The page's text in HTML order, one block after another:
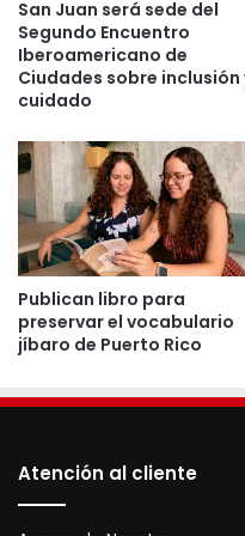
completa y auténtica
destacó el ejecutivo
experiencias
parques y espacios
variada, actividades
deportivos y culturales
movimiento que
una de las más
proyecto Arte en
Próximamente, el
San Juan será sede del
Segundo Encuentro
Iberoamericano de
Ciudades sobre inclusión
cuidado
Publican libro para
preservar el vocabulario
jíbaro de Puerto Rico
Atención al cliente